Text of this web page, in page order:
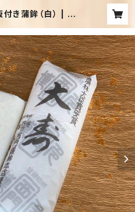
付き蒲鉾（白） | 西